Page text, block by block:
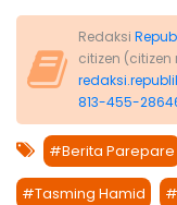
Redaksi
citizen (citizen
813-455-
#Berita Parepare
#Tasming Hamid